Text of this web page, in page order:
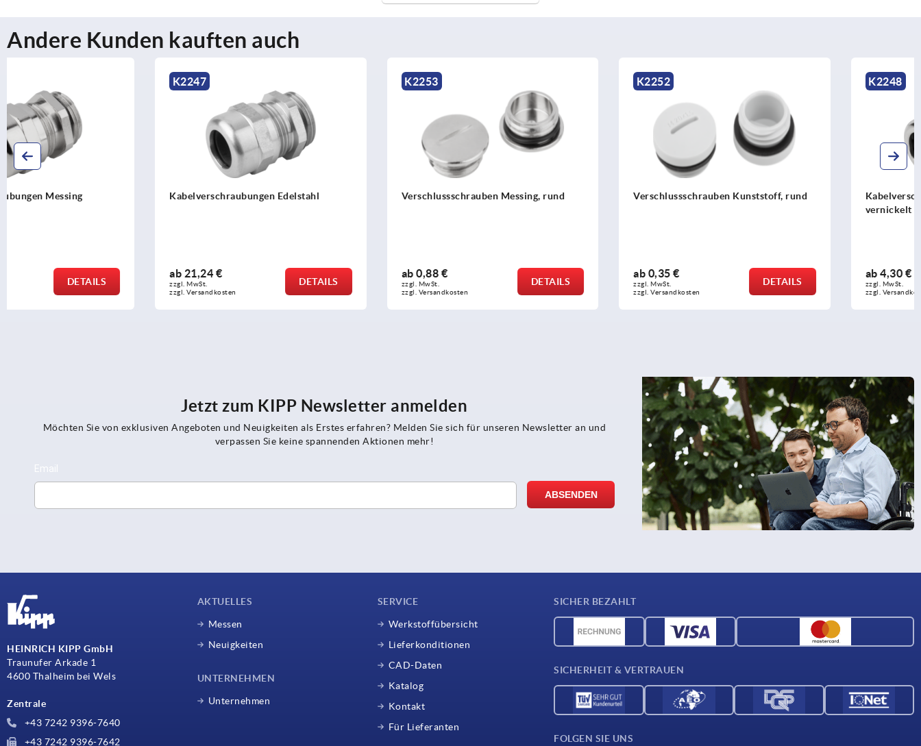
Andere Kunden kauften auch
Kabelverschraubungen Edelstahl
21,24 €
zzgl. Versandkosten
DETAILS
Verschlussschrauben Messing, rund
0,88 €
zzgl. Versandkosten
DETAILS
Verschlussschrauben Kunststoff, rund
0,35 €
zzgl. Versandkosten
DETAILS
Kabelverschraubungen EMV Messing
4,30 €
zzgl. Versandkosten
DETAILS
Jetzt zum KIPP Newsletter anmelden
Möchten Sie von exklusiven Angeboten und Neuigkeiten als Erstes erfahren? Melden Sie sich für unseren Newsletter an und
verpassen Sie keine spannenden Aktionen mehr!
HEINRICH KIPP GmbH
Traunufer Arkade 1
4600 Thalheim bei Wels
Zentrale
+43 7242 9396-7640
+43 7242 9396-7642
AKTUELLES
Messen
Neuigkeiten
UNTERNEHMEN
Unternehmen
SERVICE
Werkstoffübersicht
Lieferkonditionen
CAD-Daten
Katalog
Kontakt
Für Lieferanten
SICHER BEZAHLT
SICHERHEIT & VERTRAUEN
FOLGEN SIE UNS